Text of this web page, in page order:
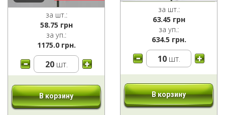
за шт.:
58.75 грн
за уп.:
1175.0 грн.
20шт.
В корзину
за шт.:
63.45 грн
за уп.:
634.5 грн.
10шт.
В корзину